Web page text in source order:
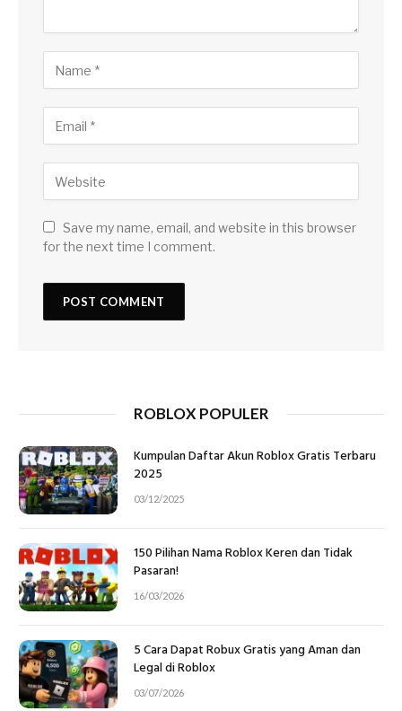
Save my name, email, and website in this browser
for the next time I comment.
ROBLOX POPULER
Kumpulan Daftar Akun Roblox Gratis Terbaru
2025
03/12/2025
150 Pilihan Nama Roblox Keren dan Tidak
Pasaran!
16/03/2026
5 Cara Dapat Robux Gratis yang Aman dan
Legal di Roblox
03/07/2026